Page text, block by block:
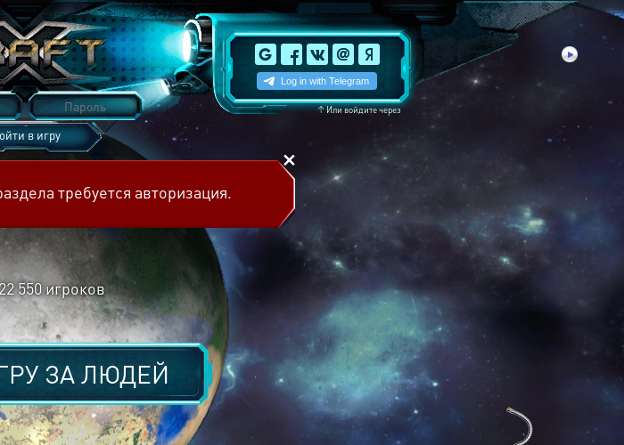
↑Или войдите через
в игру
требуется авторизация.
22 550игроков
ЗАЛЮДЕЙ